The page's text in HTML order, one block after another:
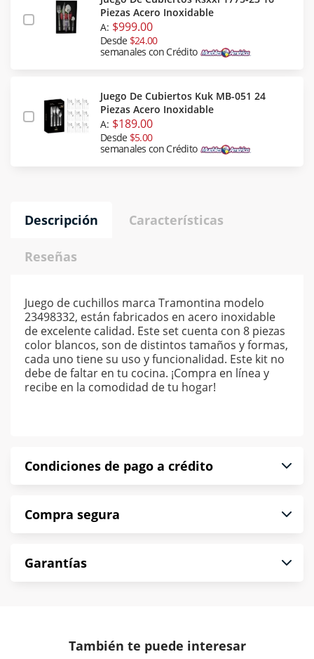
Piezas Acero Inoxidable
A: $999.00
Desde $24.00
semanales con Crédito
Juego De Cubiertos Kuk MB-051 24
Piezas Acero Inoxidable
A: $189.00
Desde $5.00
semanales con Crédito
Descripción Características
Reseñas
Juego de cuchillos marca Tramontina modelo
23498332, están fabricados en acero inoxidable
de excelente calidad. Este set cuenta con 8 piezas
color blancos, son de distintos tamaños y formas,
cada uno tiene su uso y funcionalidad. Este kit no
debe de faltar en tu cocina. ¡Compra en línea y
recibe en la comodidad de tu hogar!
Condiciones de pago a crédito
puntualmente. Al finalizar tu compra generas el
*Sujeto a aprobación de crédito conforme a
norma de Muebles América.
Compra segura
compra es segura de principio a fin.
- Certificados de seguridad SSL y Encriptación 3D.
Garantías
También te puede interesar